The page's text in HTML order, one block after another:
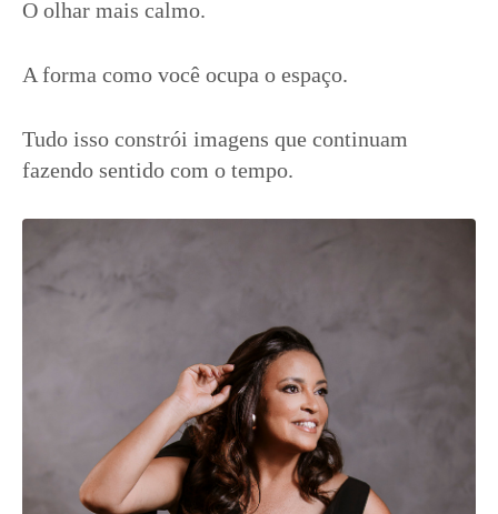
O olhar mais calmo.
A forma como você ocupa o espaço.
Tudo isso constrói imagens que continuam
fazendo sentido com o tempo.